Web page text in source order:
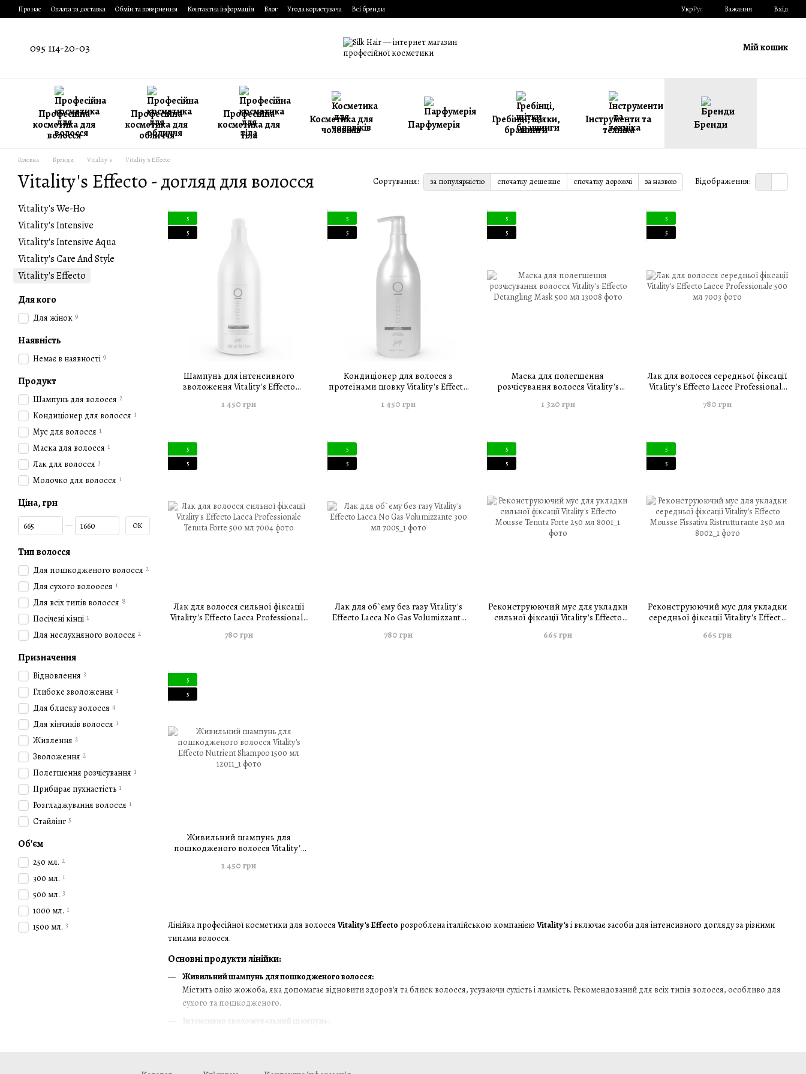
Перейти до основного контенту
Про нас Оплата та доставка Обмін та повернення Контактна інформація Блог Угода користувача Всі бренди УкрРус Бажання Вхід
095 114-20-03 Мій кошик
Професійна
косметика для
волосся
Професійна
косметика для
обличчя
Професійна
косметика для
тіла
Косметика для
чоловіків
Парфумерія
Гребінці, щітки,
брашинги
Інструменти та
техніка
Бренди
Головна Бренди Vitality's Vitality's Effecto
Vitality's Effecto - догляд для волосся Сортування: за популярністю спочатку дешевше спочатку дорожчі за назвою Відображення:
Лінійка професійної косметики для волосся Vitality's Effecto розроблена італійською компанією Vitality'sі включає засоби для інтенсивного догляду за різними
типами волосся.
Основні продукти лінійки:
Живильний шампунь для пошкодженого волосся:
Містить олію жожоба, яка допомагає відновити здоров'я та блиск волосся, усуваючи сухість і ламкість. Рекомендований для всіх типів волосся, особливо для
сухого та пошкодженого.
Інтенсивно зволожувальний шампунь:
5
5
Шампунь для інтенсивного
зволоження Vitality's Effecto
1 450 грн
5
5
Кондиціонер для волосся з
протеїнами шовку Vitality's Effecto
1 450 грн
5
5
Маска для полегшення
розчісування волосся Vitality's
1 320 грн
5
5
Лак для волосся середньої фіксації
Vitality's Effecto Lacce Professionale
780 грн
5
5
Лак для волосся сильної фіксації
Vitality's Effecto Lacca Professionale
780 грн
5
5
Лак для об`єму без газу Vitality's
Effecto Lacca No Gas Volumizzante
780 грн
5
5
Реконструюючий мус для укладки
сильної фіксації Vitality's Effecto
665 грн
5
5
Реконструюючий мус для укладки
середньої фіксації Vitality's Effecto
мл
665 грн
5
5
Живильний шампунь для
пошкодженого волосся Vitality's
1 450 грн
Vitality's We-Ho
Vitality's Intensive
Vitality's Intensive Aqua
Vitality's Care And Style
Vitality's Effecto
Для кого
Для жінок 9
Наявність
Немає в наявності 9
Продукт
Шампунь для волосся 2
Кондиціонер для волосся 1
Мус для волосся 1
Маска для волосся 1
Лак для волосся 3
Молочко для волосся 1
Ціна, грн
Від Ціна, грн
До Ціна, грн ОК
Тип волосся
Для пошкодженого волосся 2
Для сухого волоосся 1
Для всіх типів волосся 8
Посічені кінці 1
Для неслухняного волосся 2
Призначення
Відновлення 3
Глибоке зволоження 1
Для блиску волосся 4
Для кінчиків волосся 1
Живлення 2
Зволоження 2
Полегшення розчісування 1
Прибирає пухнастість 1
Розгладжування волосся 1
Стайлінг 5
Об'єм
250 мл. 2
300 мл. 1
500 мл. 3
1000 мл. 1
1500 мл. 3